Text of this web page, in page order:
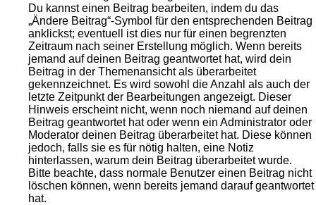
Du kannst einen Beitrag bearbeiten, indem du das
„Ändere Beitrag“-Symbol für den entsprechenden Beitrag
anklickst; eventuell ist dies nur für einen begrenzten
Zeitraum nach seiner Erstellung möglich. Wenn bereits
jemand auf deinen Beitrag geantwortet hat, wird dein
Beitrag in der Themenansicht als überarbeitet
gekennzeichnet. Es wird sowohl die Anzahl als auch der
letzte Zeitpunkt der Bearbeitungen angezeigt. Dieser
Hinweis erscheint nicht, wenn noch niemand auf deinen
Beitrag geantwortet hat oder wenn ein Administrator oder
Moderator deinen Beitrag überarbeitet hat. Diese können
jedoch, falls sie es für nötig halten, eine Notiz
hinterlassen, warum dein Beitrag überarbeitet wurde.
Bitte beachte, dass normale Benutzer einen Beitrag nicht
löschen können, wenn bereits jemand darauf geantwortet
hat.